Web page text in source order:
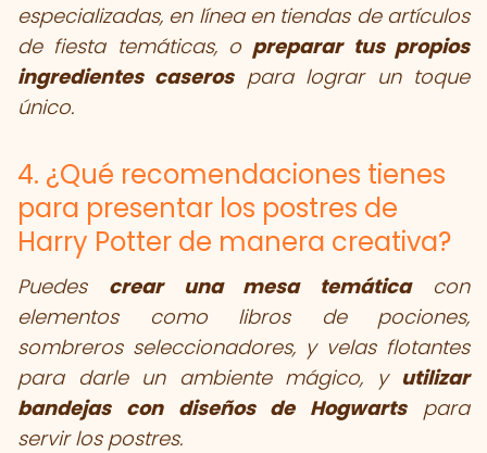
especializadas, en línea en tiendas de artículos
de fiesta temáticas, o preparar tus propios
ingredientes caserospara lograr un toque
único.
4. ¿Qué recomendaciones tienes
para presentar los postres de
Harry Potter de manera creativa?
Puedes crear una mesa temáticacon
elementos como libros de pociones,
sombreros seleccionadores, y velas flotantes
para darle un ambiente mágico, y utilizar
bandejas con diseños de Hogwartspara
servir los postres.